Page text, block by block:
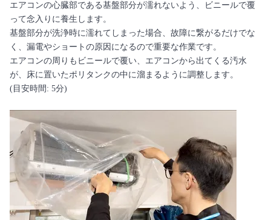
エアコンの心臓部である基盤部分が濡れないよう、ビニールで覆
って念入りに養生します。
基盤部分が洗浄時に濡れてしまった場合、故障に繋がるだけでな
く、漏電やショートの原因になるので重要な作業です。
エアコンの周りもビニールで覆い、エアコンから出てくる汚水
が、床に置いたポリタンクの中に溜まるように調整します。
(目安時間: 5分)